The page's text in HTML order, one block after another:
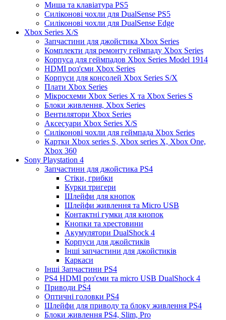
Миша та клавіатура PS5
Силіконові чохли для DualSense PS5
Силіконові чохли для DualSense Edge
Xbox Series X/S
Запчастини для джойстика Xbox Series
Комплекти для ремонту геймпаду Xbox Series
Корпуса для геймпадов Xbox Series Model 1914
HDMI роз'єми Xbox Series
Корпуси для консолей Xbox Series S/X
Плати Xbox Series
Мікросхеми Xbox Series X та Xbox Series S
Блоки живлення, Xbox Series
Вентилятори Xbox Series
Аксесуари Xbox Series X/S
Силіконові чохли для геймпада Xbox Series
Картки Xbox series S, Xbox series X, Xbox One,
Xbox 360
Sony Playstation 4
Запчастини для джойстика PS4
Стіки, грибки
Курки тригери
Шлейфи для кнопок
Шлейфи живлення та Micro USB
Контактні гумки для кнопок
Кнопки та хрестовини
Акумулятори DualShock 4
Корпуси для джойстиків
Інші запчастини для джойстиків
Каркаси
Інші Запчастини PS4
PS4 HDMI роз'єми та micro USB DualShock 4
Приводи PS4
Оптичні головки PS4
Шлейфи для приводу та блоку живлення PS4
Блоки живлення PS4, Slim, Pro